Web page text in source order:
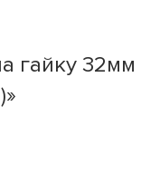
гайку 32мм